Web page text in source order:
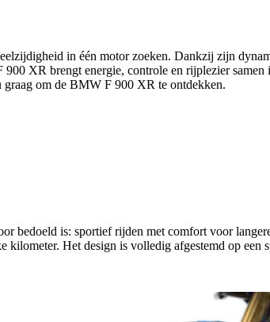
enkele vragen te beantwoorden in onze Productwijzer.
in één motor zoeken. Dankzij zijn
XR brengt energie, controle en rijplezier
om de BMW F 900 XR te ontdekken.
bedoeld is: sportief rijden met comfort voor
Het design is volledig afgestemd op